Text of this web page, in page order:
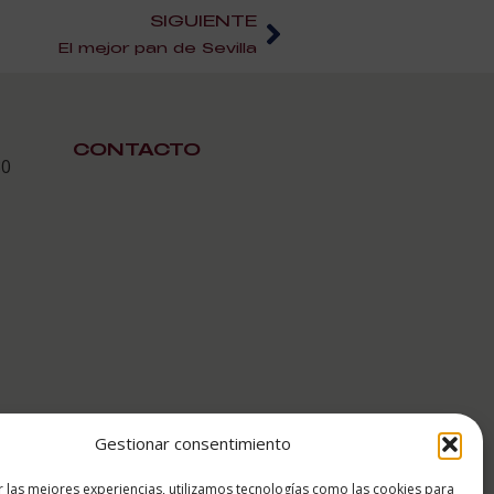
Gestionar consentimiento
las mejores experiencias, utilizamos tecnologías como las cookies para
SIGUIENTE
El mejor pan de Sevilla
CONTACTO